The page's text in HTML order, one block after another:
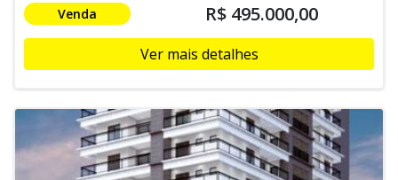
Venda R$ 495.000,00
Ver mais detalhes